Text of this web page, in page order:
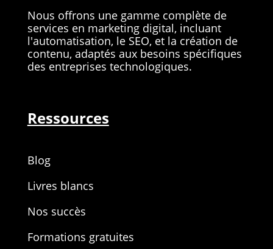
Nous offrons une gamme complète de
services en marketing digital, incluant
l'automatisation, le SEO, et la création de
contenu, adaptés aux besoins spécifiques
des entreprises technologiques.
Ressources
Blog
Livres blancs
Nos succès
Formations gratuites